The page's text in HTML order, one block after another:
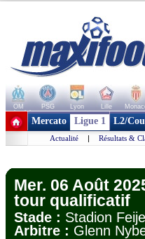
OM PSG Lyon Lille
+ de clubs
Mercato Ligue 1 L2/
Actualité | Résultats &
Mer. 06 Août
tour qualificatif
Stade : Stadion
Arbitre : Glenn